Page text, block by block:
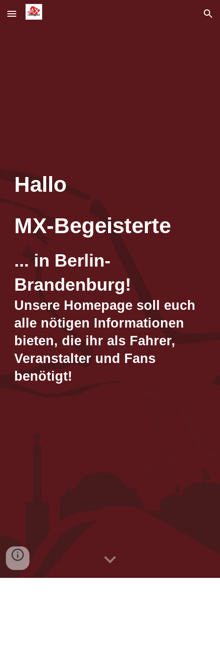
Skip to main content Skip to navigation
Hallo
MX-Begeisterte
... in Berlin-
Brandenburg!
Unsere Homepage soll euch
alle nötigen Informationen
bieten, die ihr als Fahrer,
Veranstalter und Fans
benötigt!